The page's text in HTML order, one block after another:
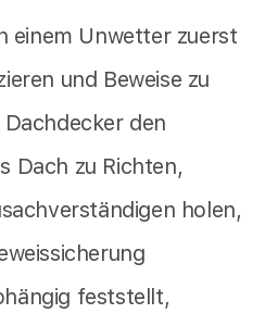
einem Unwetter zuerst
und Beweise zu
den
Dach zu Richten,
holen,
feststellt,